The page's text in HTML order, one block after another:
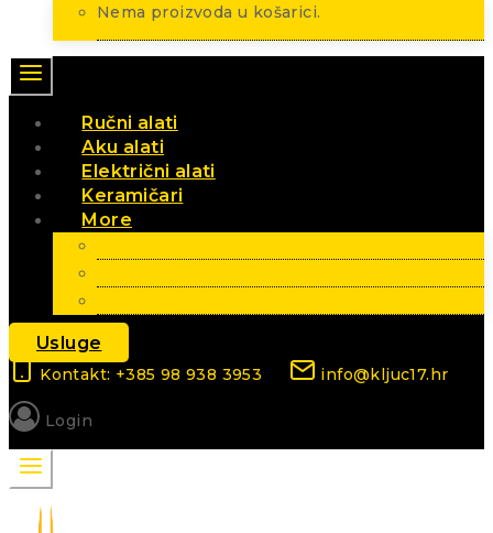
Nema proizvoda u košarici.
Ručni alati
Aku alati
Električni alati
Keramičari
More
Usluge
Kontakt: +385 98 938 3953 info@kljuc17.hr
Login